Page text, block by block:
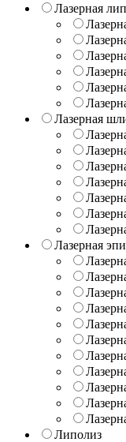
Лазерная
Лазерная
Лазерная
Липолиз